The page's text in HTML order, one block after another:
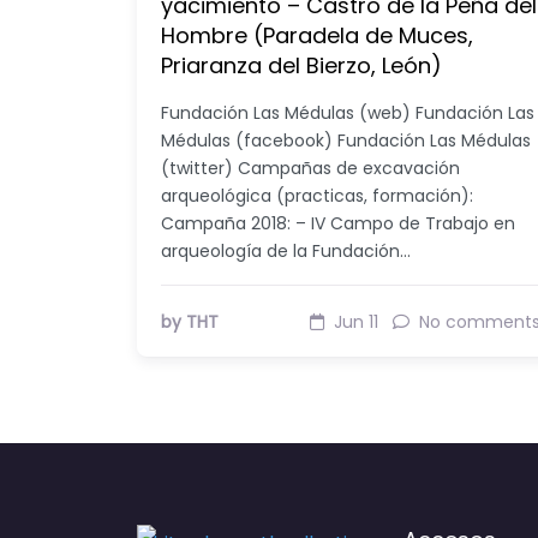
Hombre (Paradela de Muces,
Priaranza del Bierzo, León)
Fundación Las Médulas (web) Fundación Las
Médulas (facebook) Fundación Las Médulas
(twitter) Campañas de excavación
arqueológica (practicas, formación):
Campaña 2018: – IV Campo de Trabajo en
arqueología de la Fundación…
by THT Jun 11 No